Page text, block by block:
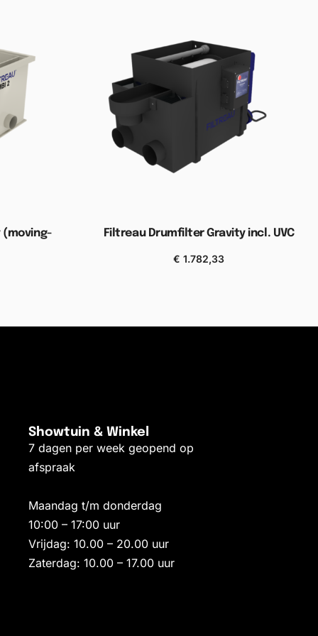
(moving- Filtreau Drumfilter Gravity incl. UVC
€ 1.782,33
Showtuin & Winkel
7 dagen per week geopend op
afspraak
Maandag t/m donderdag
10:00 – 17:00 uur
Vrijdag: 10.00 – 20.00 uur
Zaterdag: 10.00 – 17.00 uur